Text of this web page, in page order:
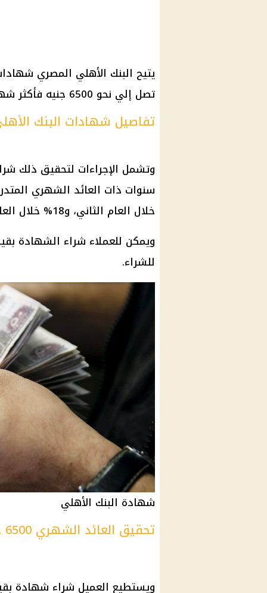
يتيح البنك الأهلي المصري
تصل إلي نحو 6500 جنيه فأكثر شهريًا.
تفاصيل شهادات البنك
وتشمل الإجراءات لتحقيق ذلك
سنوات ذات العائد الشهري
خلال العام الثاني، و18% خلال العام الثالث والأخير للشهادة.
ويمكن للعملاء شراء الشهادة
للشراء.
شهادة البنك الأهلي
تحقيق العائد الشهري 6500 جنيه
ويستطيع العميل شراء شهادة